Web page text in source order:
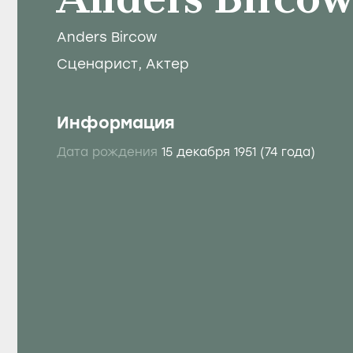
Anders Bircow
Сценарист, Актер
Информация
Дата рождения 15 декабря 1951 (74 года)